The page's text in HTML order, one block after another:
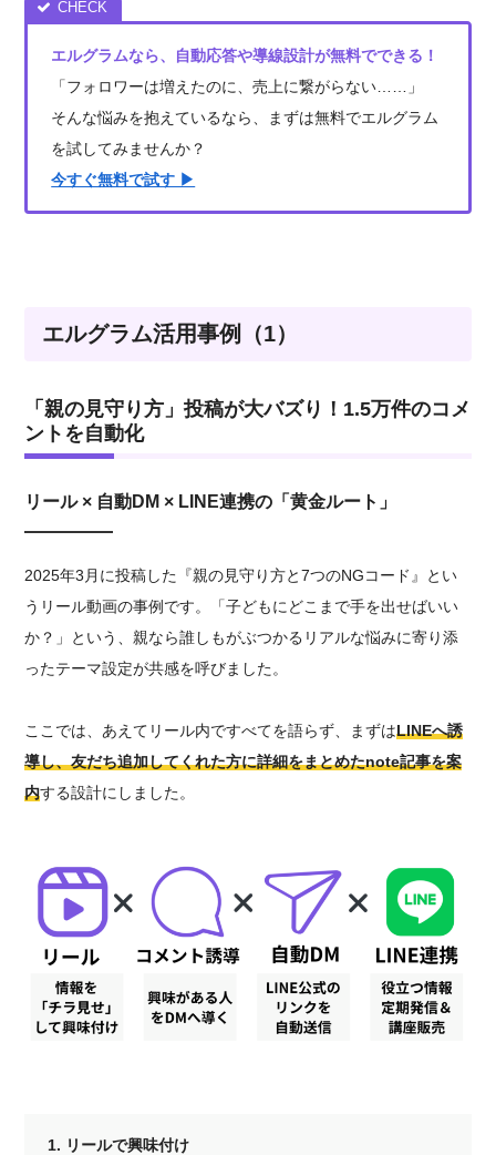
エルグラムなら、自動応答や導線設計が無料でできる ！
「フォロワーは増えたのに、売上に繋がらない……」
そんな悩みを抱えているなら、まずは無料でエルグラム
を試してみませんか？
今すぐ無料で試す ▶︎
エルグラム活用事例（1）
「親の見守り方」投稿が大バズり！1.5万件のコメ
ントを自動化
リール × 自動DM × LINE連携の「黄金ルート」
2025年3月に投稿した『親の見守り方と7つのNGコード』とい
うリール動画の事例です。「子どもにどこまで手を出せばいい
か？」という、親なら誰しもがぶつかるリアルな悩みに寄り添
ったテーマ設定が共感を呼びました。
ここでは、あえてリール内ですべてを語らず、まずはLINEへ誘
導し、友だち追加してくれた方に詳細をまとめたnote記事を案
内する設計にしました。
1. リールで興味付け